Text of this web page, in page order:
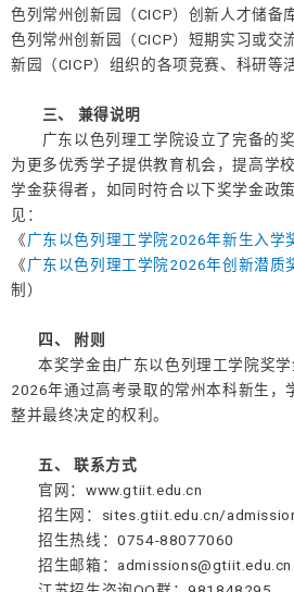
色列常州创新园（CICP）创新人才储备
色列常州创新园（CICP）短期实习或交
新园（CICP）组织的各项竞赛、科研等
三、 兼得说明
广东以色列理工学院设立了完备的奖
为更多优秀学子提供教育机会，提高学
学金获得者，如同时符合以下奖学金政
见：
《广东以色列理工学院2026年新生入学
《广东以色列理工学院2026年创新潜质
制）
四、 附则
本奖学金由广东以色列理工学院奖
2026年通过高考录取的常州本科新生，
整并最终决定的权利。
五、 联系方式
官网：www.gtiit.edu.cn
招生网：sites.gtiit.edu.cn/
招生热线：0754-88077060
招生邮箱：admissions@gtiit.edu.cn